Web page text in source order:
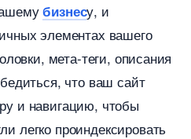
изнесу, и
элементах вашего
мета-теги, описания
что ваш сайт
и навигацию, чтобы
легко проиндексировать